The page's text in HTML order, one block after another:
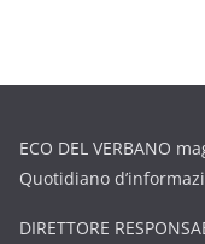
ECO DEL VERBANO
Quotidiano
DIRETTORE